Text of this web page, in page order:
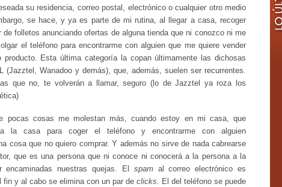
su residencia, correo postal, electrónico o cualquier otro medio
se hace, y ya es parte de mi rutina, al llegar a casa, recoger
de folletos anunciando ofertas de alguna tienda que ni conozco ni me
el teléfono para encontrarme con alguien que me quiere vender
producto. Esta última categoría la copan últimamente las dichosas
(Jazztel, Wanadoo y demás), que, además, suelen ser recurrentes.
que no, te volverán a llamar, seguro (lo de Jazztel ya roza los
pocas cosas me molestan más, cuando estoy en mi casa, que
la casa para coger el teléfono y encontrarme con alguien
cosa que no quiero comprar. Y además no sirve de nada cabrearse
que es una persona que ni conoce ni conocerá a la persona a la
encaminadas nuestras quejas. El spam al correo electrónico es
fin y al cabo se elimina con un par de clicks. El del teléfono se puede